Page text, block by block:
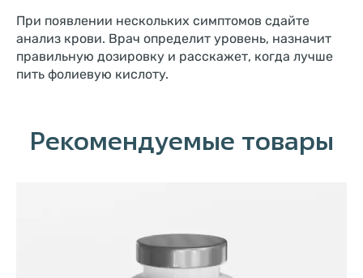
При появлении нескольких симптомов сдайте
анализ крови. Врач определит уровень, назначит
правильную дозировку и расскажет, когда лучше
пить фолиевую кислоту.
Рекомендуемые товары